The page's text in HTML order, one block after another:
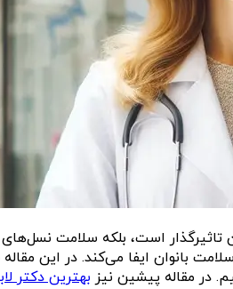
تاثیرگذار است، بلکه سلامت
بانوان ایفا می‌کند. در این مقاله
در مقاله پیشین نیز بهترین دکتر